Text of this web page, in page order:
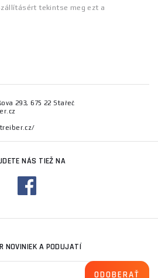
tekintse meg ezt a
293, 675 22 Stařeč
NÁS TIEŽ NA
NOVINIEK A PODUJATÍ